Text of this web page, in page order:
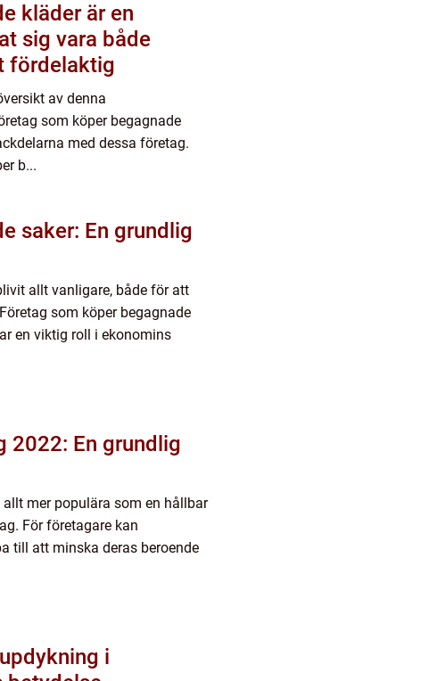
kläder är en
sig vara både
fördelaktig
av denna
som köper begagnade
med dessa företag.
b...
saker: En grundlig
allt vanligare, både för att
som köper begagnade
en viktig roll i ekonomins
2022: En grundlig
mer populära som en hållbar
För företagare kan
till att minska deras beroende
i